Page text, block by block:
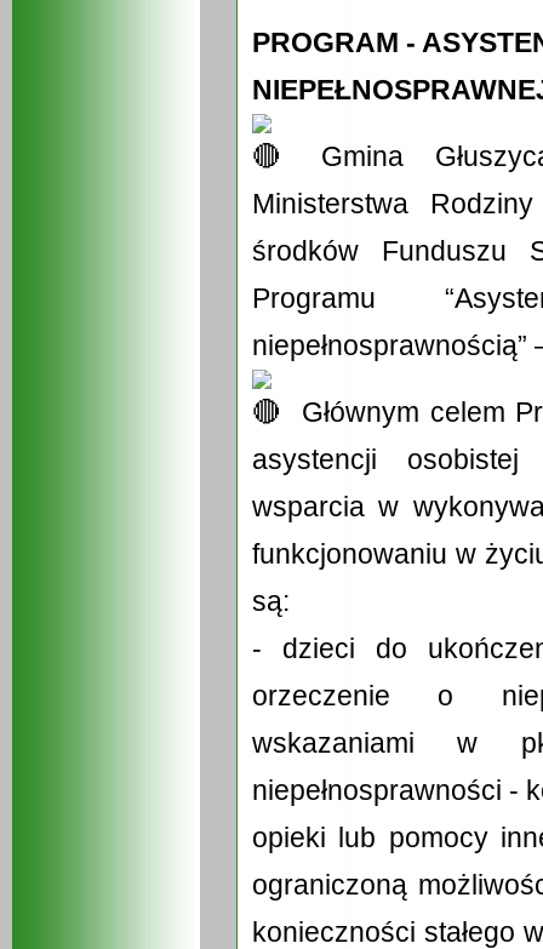
PROGRAM -
Gmina
Ministerstwa
środków Funduszu
Programu
niepełnosprawnością”
Głównym celem
asystencji
wsparcia w
funkcjonowaniu w
są:
- dzieci do
orzeczenie o
wskazaniami
niepełnosprawności -
opieki lub pomocy
ograniczoną
konieczności stałego